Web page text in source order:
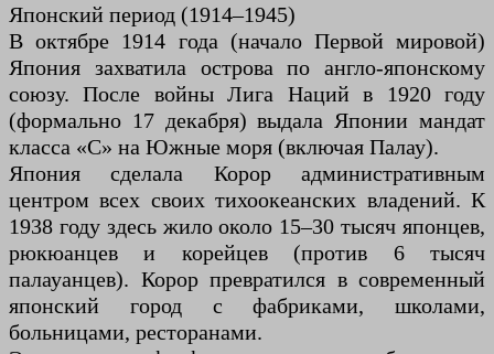
Японский период (1914–1945)
В октябре 1914 года (начало Первой мировой)
Япония захватила острова по англо-японскому
союзу. После войны Лига Наций в 1920 году
(формально 17 декабря) выдала Японии мандат
класса «C» на Южные моря (включая Палау).
Япония сделала Корор административным
центром всех своих тихоокеанских владений. К
1938 году здесь жило около 15–30 тысяч японцев,
рюкюанцев и корейцев (против 6 тысяч
палауанцев). Корор превратился в современный
японский город с фабриками, школами,
больницами, ресторанами.